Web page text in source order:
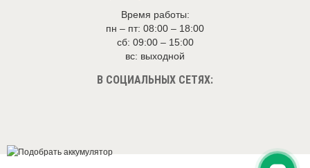
Время работы:
пн – пт: 08:00 – 18:00
сб: 09:00 – 15:00
вс: выходной
В СОЦИАЛЬНЫХ СЕТЯХ: